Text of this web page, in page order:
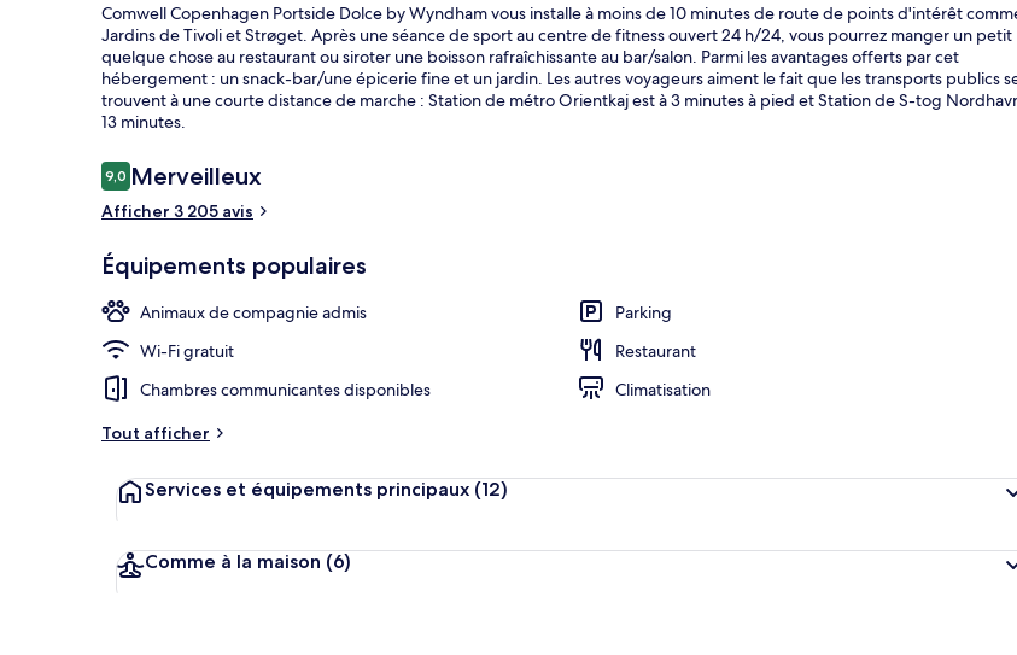
Comwell Copenhagen Portside Dolce by Wyndham vous installe à moins de 10 minutes de route de points d'intérêt
Jardins de Tivoli et Strøget. Après une séance de sport au centre de fitness ouvert 24 h/24, vous pourrez manger un petit
quelque chose au restaurant ou siroter une boisson rafraîchissante au bar/salon. Parmi les avantages offerts par cet
hébergement : un snack-bar/une épicerie fine et un jardin. Les autres voyageurs aiment le fait que les transports publics
trouvent à une courte distance de marche : Station de métro Orientkaj est à 3 minutes à pied et Station de S-tog
13 minutes.
Avis
voyageurs
9,09,0 sur 10
Merveilleux
Afficher 3 205 avis
Équipements populaires
Animaux de compagnie admis
Parking
Wi-Fi gratuit
Restaurant
Chambres communicantes disponibles
Climatisation
Tout afficher
Services et équipements principaux (12)
Comme à la maison (6)